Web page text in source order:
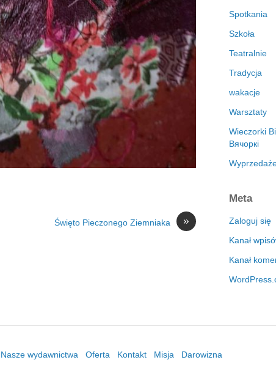
»
Święto Pieczonego Ziemniaka
Spotkania
Szkoła
Teatralnie
Tradycja
wakacje
Warsztaty
Wieczorki
Вячоркі
Meta
Zaloguj się
Kanał
Kanał
Nasze wydawnictwa Oferta Kontakt Misja Darowizna